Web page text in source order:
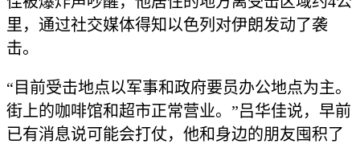
里，通过社交媒体得知以色列对伊朗发动了袭
击。
“目前受击地点以军事和政府要员办公地点为主。
街上的咖啡馆和超市正常营业。”吕华佳说，早前
已有消息说可能会打仗，他和身边的朋友囤积了